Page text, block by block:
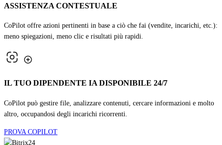
ASSISTENZA CONTESTUALE
CoPilot offre azioni pertinenti in base a ciò che fai (vendite, incarichi, etc.):
meno spiegazioni, meno clic e risultati più rapidi.
IL TUO DIPENDENTE IA DISPONIBILE 24/7
CoPilot può gestire file, analizzare contenuti, cercare informazioni e molto
altro, occupandosi degli incarichi ricorrenti.
PROVA COPILOT